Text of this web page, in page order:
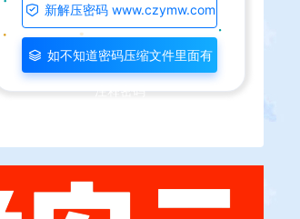
新解压密码 www.czymw.com
如不知道密码压缩文件里面有